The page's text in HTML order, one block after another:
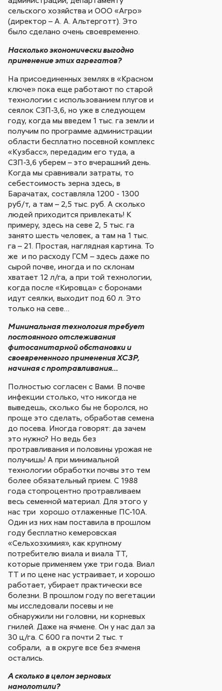
сельского хозяйства и ООО «Агро»
(директор – А. А. Альтерготт). Это
было сделано очень своевременно.
Насколько экономически выгодно
применение этих агрегатов?
На присоединенных землях в «Красном
ключе» пока еще работают по старой
технологии с использованием плугов и
сеялок СЗП-3,6, но уже в следующем
году, когда мы введем 1 тыс. га земли и
получим по программе администрации
области бесплатно посевной комплекс
«Кузбасс», передадим его туда, а
СЗП-3,6 уберем – это вчерашний день.
Когда мы сравнивали затраты, то
себестоимость зерна здесь, в
Барачатах, составляла 1200 - 1300
руб/т, а там – 2,5 тыс. руб. А сколько
людей приходится привлекать! К
примеру, здесь на севе 2, 5 тыс. га
занято шесть человек, а там на 1 тыс.
га – 21. Простая, наглядная картина. То
же и по расходу ГСМ – здесь даже по
сырой почве, иногда и по склонам
хватает 12 л/га, а при той технологии,
когда после «Кировца» с боронами
идут сеялки, выходит под 60 л. Это
только на севе…
Минимальная технология требует
постоянного отслеживания
фитосанитарной обстановки и
своевременного применения ХСЗР,
начиная с протравливания…
Полностью согласен с Вами. В почве
инфекции столько, что никогда не
выведешь, сколько бы не боролся, но
проще это сделать, обработав семена
до посева. Иногда говорят: да зачем
это нужно? Но ведь без
протравливания и половины урожая не
получишь! А при минимальной
технологии обработки почвы это тем
более обязательный прием. С 1988
года стопроцентно протравливаем
весь семенной материал. Для этого у
нас три хорошо отлаженные ПС-10А.
Один из них нам поставила в прошлом
году бесплатно кемеровская
«Сельхозхимия», как крупному
потребителю виала и виала ТТ,
которые применяем уже три года. Виал
ТТ и по цене нас устраивает, и хорошо
работает, убирает практически все
болезни. В прошлом году по вегетации
мы исследовали посевы и не
обнаружили ни головни, ни корневых
гнилей. Даже на ячмене. Он у нас дал за
30 ц/га. С 600 га почти 2 тыс. т
собрали, а в округе все без ячменя
остались.
А сколько в целом зерновых
намолотили?